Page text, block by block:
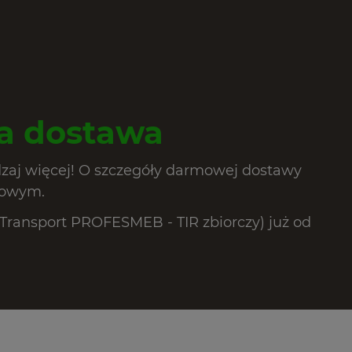
dostawa
więcej! O szczegóły darmowej dostawy
PROFESMEB - TIR zbiorczy) już od